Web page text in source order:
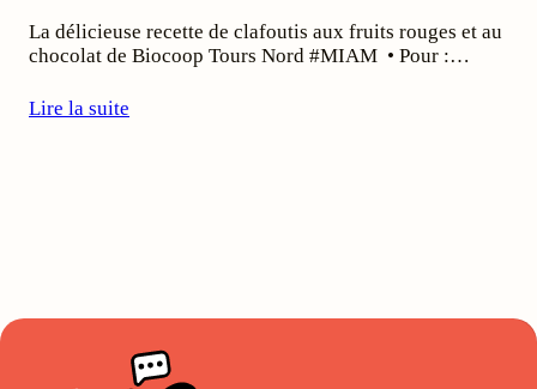
La délicieuse recette de clafoutis aux fruits rouges et au
chocolat de Biocoop Tours Nord #MIAM • Pour :…
Lire la suite